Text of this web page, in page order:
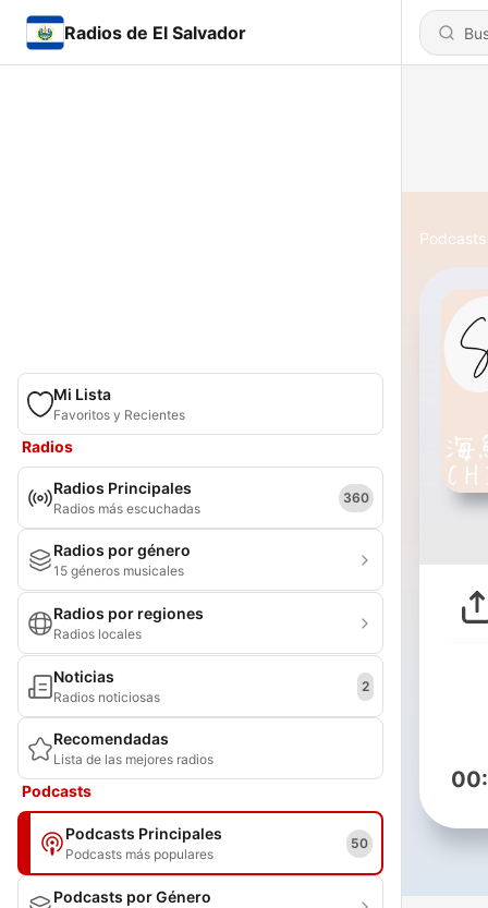
Radios de El Salvador
Mi Lista
Favoritos y Recientes
Radios
Radios Principales
Radios más escuchadas
360
Radios por género
15 géneros musicales
Radios por regiones
Radios locales
Noticias
Radios noticiosas
2
Recomendadas
Lista de las mejores radios
Podcasts
Podcasts Principales
Podcasts más populares
50
Podcasts por Género
Podcasts